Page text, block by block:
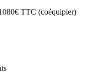
TTC (coéquipier)